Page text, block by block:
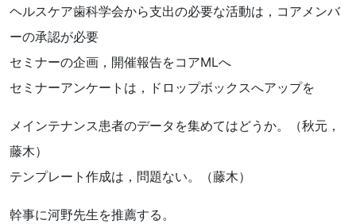
ヘルスケア歯科学会から支出の必要な活動は，コアメンバ
ーの承認が必要
セミナーの企画，開催報告をコアMLへ
セミナーアンケートは，ドロップボックスへアップを
メインテナンス患者のデータを集めてはどうか。（秋元，
藤木）
テンプレート作成は，問題ない。（藤木）
幹事に河野先生を推薦する。